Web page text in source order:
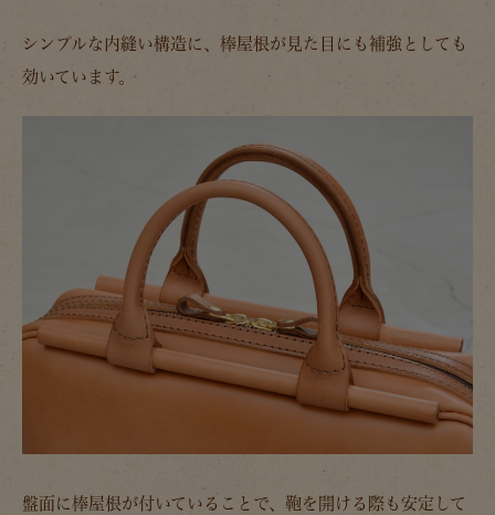
シンプルな内縫い構造に、棒屋根が見た目にも補強としても
効いています。
盤面に棒屋根が付いていることで、鞄を開ける際も安定して